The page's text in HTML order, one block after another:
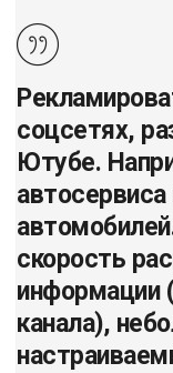
соцсетях,
Ютубе.
скорость
информации
канала),